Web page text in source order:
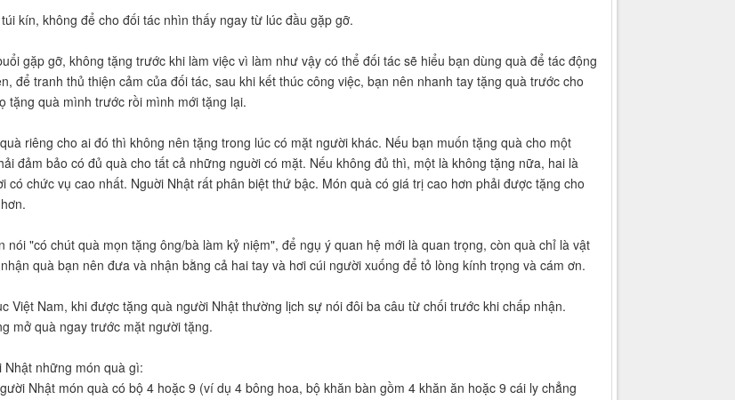
kín, không để cho đối tác nhìn thấy ngay từ lúc đầu gặp gỡ.
gặp gỡ, không tặng trước khi làm việc vì làm như vậy có thể đối tác sẽ hiểu bạn dùng quà để tác động
để tranh thủ thiện cảm của đối tác, sau khi kết thúc công việc, bạn nên nhanh tay tặng quà trước cho
tặng quà mình trước rồi mình mới tặng lại.
riêng cho ai đó thì không nên tặng trong lúc có mặt người khác. Nếu bạn muốn tặng quà cho một
đảm bảo có đủ quà cho tất cả những nguời có mặt. Nếu không đủ thì, một là không tặng nữa, hai là
có chức vụ cao nhất. Nguời Nhật rất phân biệt thứ bậc. Món quà có giá trị cao hơn phải được tặng cho
nói "có chút quà mọn tặng ông/bà làm kỷ niệm", để ngụ ý quan hệ mới là quan trọng, còn quà chỉ là vật
quà bạn nên đưa và nhận bằng cả hai tay và hơi cúi người xuống để tỏ lòng kính trọng và cám ơn.
Việt Nam, khi được tặng quà người Nhật thường lịch sự nói đôi ba câu từ chối trước khi chấp nhận.
mở quà ngay trước mặt người tặng.
Nhật những món quà gì:
Nhật món quà có bộ 4 hoặc 9 (ví dụ 4 bông hoa, bộ khăn bàn gồm 4 khăn ăn hoặc 9 cái ly chẳng